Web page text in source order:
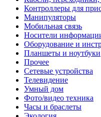
Контроллеры для
Манипуляторы
Мобильная связь
Носители
Оборудование и
Планшеты и ноутбуки
Прочее
Сетевые устройства
Телевидение
Умный дом
Фото/видео техника
Часы и браслеты